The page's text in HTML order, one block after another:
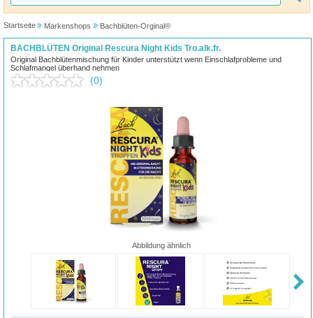
Startseite Markenshops Bachblüten-Orginal®
BACHBLÜTEN Original Rescura Night Kids Tro.alk.fr.
Original Bachblütenmischung für Kinder unterstützt wenn Einschlafprobleme und
Schlafmangel überhand nehmen
(0)
Abbildung ähnlich